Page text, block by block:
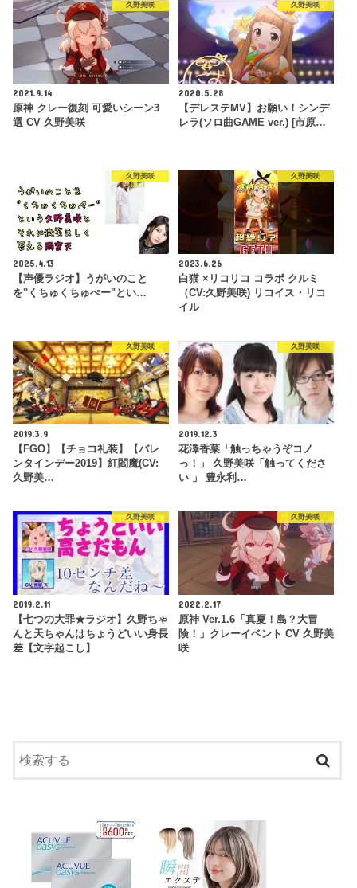
久野美咲
2021.9.14
原神 クレー復刻 可愛いシーン3
選 CV 久野美咲
久野美咲
2020.5.28
【デレステMV】お願い！シンデ
レラ(ソロ曲GAME ver.) [市原…
久野美咲
2025.4.13
【声優ラジオ】うがいのこと
を"くちゅくちゅぺー"とい…
久野美咲
2023.6.26
白猫 ×リコリコ コラボ クルミ
（CV:久野美咲) リコイス・リコ
イル
久野美咲
2019.3.9
【FGO】【チョコ礼装】【バレ
ンタインデー2019】紅閻魔(CV:
久野美…
久野美咲
2019.12.3
花澤香菜「触っちゃうぞコノ
っ！」 久野美咲「触ってくださ
い 」 豊永利…
久野美咲
2019.2.11
【七つの大罪★ラジオ】久野ちゃ
んと天ちゃんはちょうどいい身長
差【文字起こし】
久野美咲
2022.2.17
原神 Ver.1.6「真夏！島？大冒
険！」クレーイベント CV 久野美
咲